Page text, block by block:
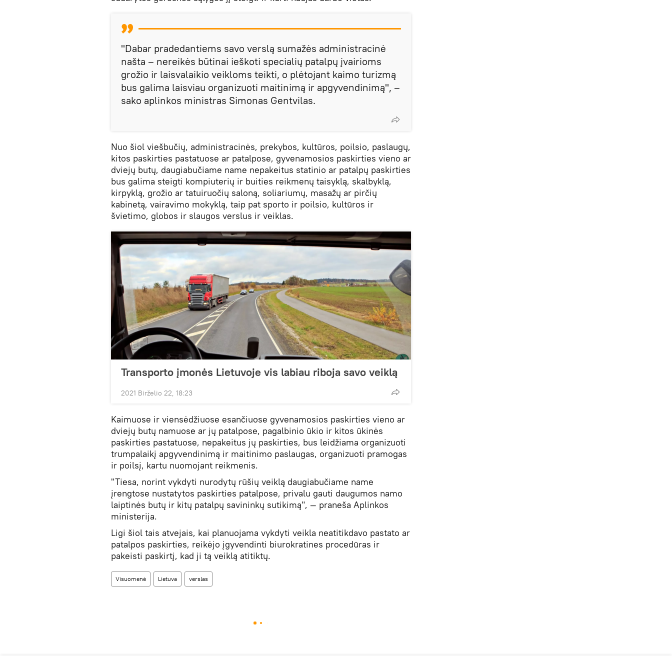
"Dabar pradedantiems savo verslą sumažės administracinė
našta – nereikės būtinai ieškoti specialių patalpų įvairioms
grožio ir laisvalaikio veikloms teikti, o plėtojant kaimo turizmą
bus galima laisviau organizuoti maitinimą ir apgyvendinimą", –
sako aplinkos ministras Simonas Gentvilas.
Nuo šiol viešbučių, administracinės, prekybos, kultūros, poilsio, paslaugų,
kitos paskirties pastatuose ar patalpose, gyvenamosios paskirties vieno ar
dviejų butų, daugiabučiame name nepakeitus statinio ar patalpų paskirties
bus galima steigti kompiuterių ir buities reikmenų taisyklą, skalbyklą,
kirpyklą, grožio ar tatuiruočių saloną, soliariumų, masažų ar pirčių
kabinetą, vairavimo mokyklą, taip pat sporto ir poilsio, kultūros ir
švietimo, globos ir slaugos verslus ir veiklas.
Transporto įmonės Lietuvoje vis labiau riboja savo veiklą
2021 Birželio 22, 18:23
Kaimuose ir viensėdžiuose esančiuose gyvenamosios paskirties vieno ar
dviejų butų namuose ar jų patalpose, pagalbinio ūkio ir kitos ūkinės
paskirties pastatuose, nepakeitus jų paskirties, bus leidžiama organizuoti
trumpalaikį apgyvendinimą ir maitinimo paslaugas, organizuoti pramogas
ir poilsį, kartu nuomojant reikmenis.
"Tiesa, norint vykdyti nurodytų rūšių veiklą daugiabučiame name
įrengtose nustatytos paskirties patalpose, privalu gauti daugumos namo
laiptinės butų ir kitų patalpų savininkų sutikimą", — praneša Aplinkos
ministerija.
Ligi šiol tais atvejais, kai planuojama vykdyti veikla neatitikdavo pastato ar
patalpos paskirties, reikėjo įgyvendinti biurokratines procedūras ir
pakeisti paskirtį, kad ji tą veiklą atitiktų.
Visuomenė Lietuva verslas